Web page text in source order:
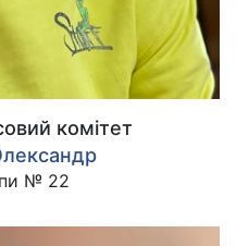
комітет
№ 22